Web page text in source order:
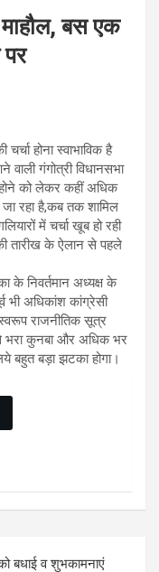
माहौल, बस एक
पर
होना स्वाभाविक है
गंगोत्री विधानसभा
होने को लेकर कहीं अधिक
रहा है,कब तक शामिल
में चर्चा खूब हो रही
तारीख के ऐलान से पहले
के निवर्तमान अध्यक्ष के
भी अधिकांश कांग्रेसी
राजनीतिक सूत्र
भरा कुनबा और अधिक भर
बहुत बड़ा झटका होगा।
बधाई व शुभकामनाएं